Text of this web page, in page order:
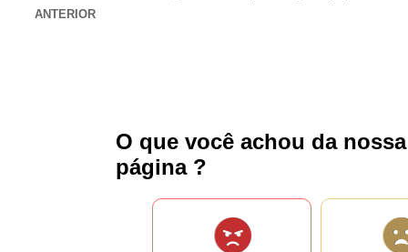
ANTERIOR
O que você achou da nossa
página ?